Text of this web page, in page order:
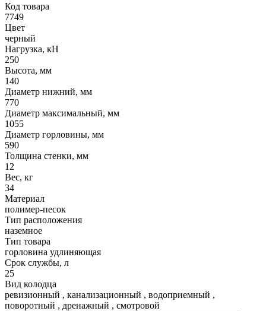
Код товара
7749
Цвет
черный
Нагрузка, кН
250
Высота, мм
140
Диаметр нижний, мм
770
Диаметр максимальный, мм
1055
Диаметр горловины, мм
590
Толщина стенки, мм
12
Вес, кг
34
Материал
полимер-песок
Тип расположения
наземное
Тип товара
горловина удлиняющая
Срок службы, л
25
Вид колодца
ревизионный , канализационный , водоприемный ,
поворотный , дренажный , смотровой